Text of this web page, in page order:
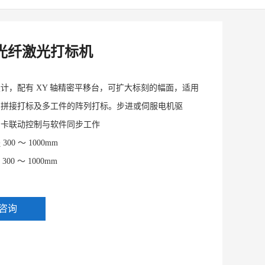
纤激光打标机
，配有 XY 轴精密平移台，可扩大标刻的幅面，适用
接打标及多工件的阵列打标。步进或伺服电机驱
联动控制与软件同步工作
～ 1000mm
～ 1000mm
询